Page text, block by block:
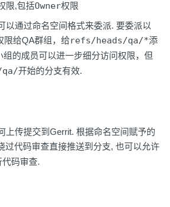
限,包括Owner权限
以通过命名空间格式来委派. 要委派以
限给QA群组，给refs/heads/qa/*添
组的成员可以进一步细分访问权限，但
开始的分支有效.
上传提交到Gerrit. 根据命名空间赋予的
过代码审查直接推送到分支, 也可以允许
代码审查.